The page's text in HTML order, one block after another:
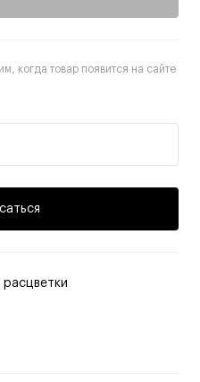
когда товар появится на сайте